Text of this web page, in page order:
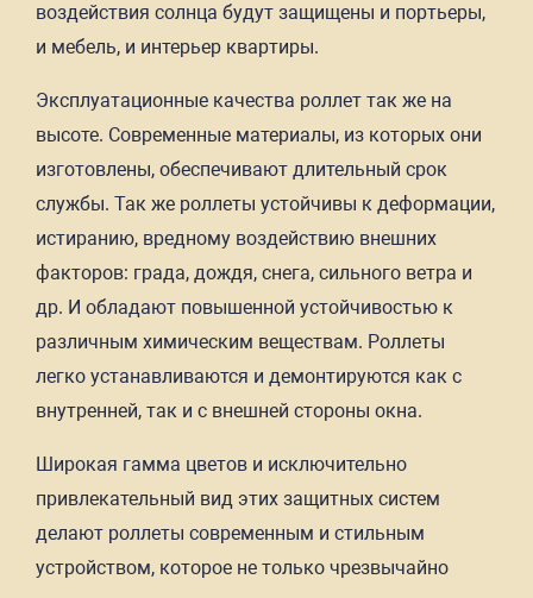
воздействия солнца будут защищены и портьеры,
и мебель, и интерьер квартиры.
Эксплуатационные качества роллет так же на
высоте. Современные материалы, из которых они
изготовлены, обеспечивают длительный срок
службы. Так же роллеты устойчивы к деформации,
истиранию, вредному воздействию внешних
факторов: града, дождя, снега, сильного ветра и
др. И обладают повышенной устойчивостью к
различным химическим веществам. Роллеты
легко устанавливаются и демонтируются как с
внутренней, так и с внешней стороны окна.
Широкая гамма цветов и исключительно
привлекательный вид этих защитных систем
делают роллеты современным и стильным
устройством, которое не только чрезвычайно